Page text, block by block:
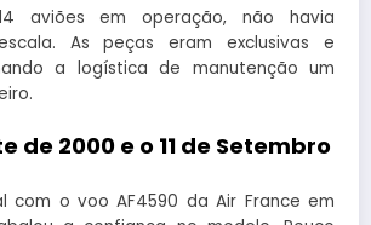
aviões em operação, não havia
As peças eram exclusivas e
a logística de manutenção um
de 2000 e o 11 de Setembro
com o voo AF4590 da Air France em